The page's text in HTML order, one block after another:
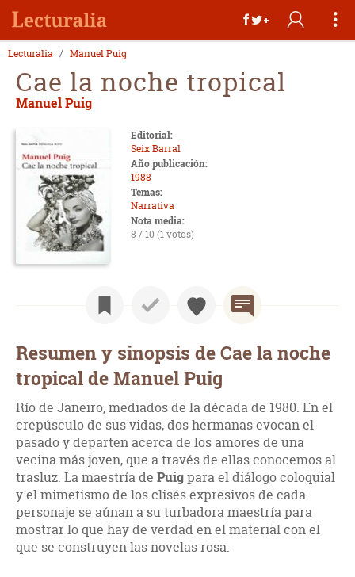
Lecturalia Manuel Puig
Cae la noche tropical
Manuel Puig
Editorial:
Seix Barral
Año publicación:
1988
Temas:
Narrativa
Nota media:
8 / 10 (1 votos)
Resumen y sinopsis de Cae la noche
tropical de Manuel Puig
Río de Janeiro, mediados de la década de 1980. En el
crepúsculo de sus vidas, dos hermanas evocan el
pasado y departen acerca de los amores de una
vecina más joven, que a través de ellas conocemos al
trasluz. La maestría de Puigpara el diálogo coloquial
y el mimetismo de los clisés expresivos de cada
personaje se aúnan a su turbadora maestría para
mostrar lo que hay de verdad en el material con el
que se construyen las novelas rosa.